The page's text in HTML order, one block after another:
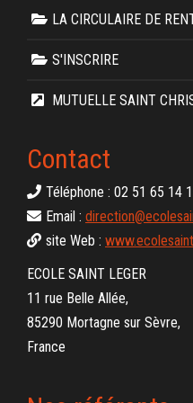
LA CIRCULAIRE DE
S'INSCRIRE
MUTUELLE SAINT
Contact
Téléphone : 02 51 65 14
Email :
site Web :
ECOLE SAINT LEGER
11 rue Belle Allée,
85290 Mortagne sur Sèvre,
France